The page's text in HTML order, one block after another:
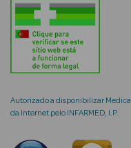
Eau de Toilette
Águas de
Colónia
Autorizado a disponibilizar
da Internet pelo INFARMED, I.P.